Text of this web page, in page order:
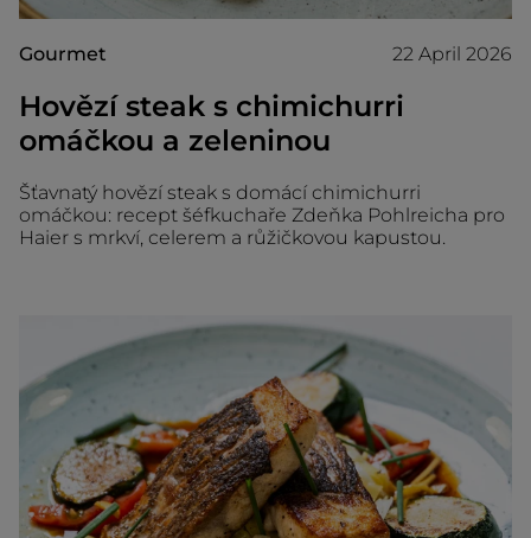
Gourmet 22 April 2026
Hovězí steak s chimichurri
omáčkou a zeleninou
Šťavnatý hovězí steak s domácí chimichurri
omáčkou: recept šéfkuchaře Zdeňka Pohlreicha pro
Haier s mrkví, celerem a růžičkovou kapustou.